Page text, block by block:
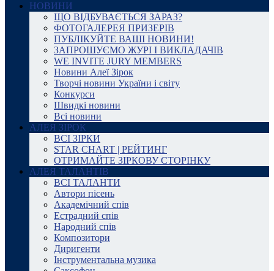
НОВИНИ
ЩО ВІДБУВАЄТЬСЯ ЗАРАЗ?
ФОТОГАЛЕРЕЯ ПРИЗЕРІВ
ПУБЛІКУЙТЕ ВАШІ НОВИНИ!
ЗАПРОШУЄМО ЖУРІ І ВИКЛАДАЧІВ
WE INVITE JURY MEMBERS
Новини Алеї Зірок
Творчі новини України і світу
Конкурси
Швидкі новини
Всі новини
АЛЕЯ ЗІРОК
ВСІ ЗІРКИ
STAR CHART | РЕЙТИНГ
ОТРИМАЙТЕ ЗІРКОВУ СТОРІНКУ
АЛЕЯ ТАЛАНТІВ
ВСІ ТАЛАНТИ
Автори пісень
Академічний спів
Естрадний спів
Народний спів
Композитори
Диригенти
Інструментальна музика